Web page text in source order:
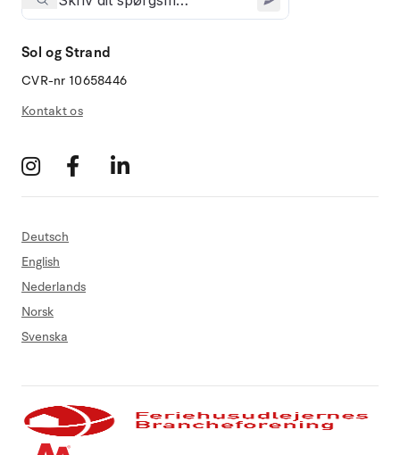
Sol og Strand
CVR-nr 10658446
Kontakt os
Deutsch
English
Nederlands
Norsk
Svenska